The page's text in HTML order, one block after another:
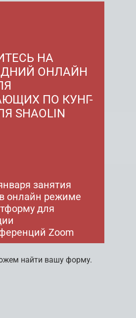
НА
ОНЛАЙН
ПО КУНГ-
SHAOLIN
занятия
онлайн режиме
для
Zoom
найти вашу форму.